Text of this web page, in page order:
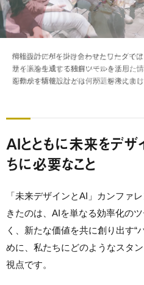
AI社会のデザインをテーマとしたダイ
題を議論を通じて紐解いていきました
図作成を駆使しながら、問題解決に向
AIとともに未来をデザ
ちに必要なこと
「未来デザインとAI」カンファ
きたのは、AIを単なる効率化の
く、新たな価値を共に創り出す“
めに、私たちにどのようなスタ
視点です。